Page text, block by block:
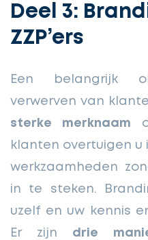
Deel 3:
ZZP’ers
Een belangrijk
verwerven van
sterke merknaam
klanten overtuigen u
werkzaamheden
in te steken.
uzelf en uw kennis
Er zijn drie